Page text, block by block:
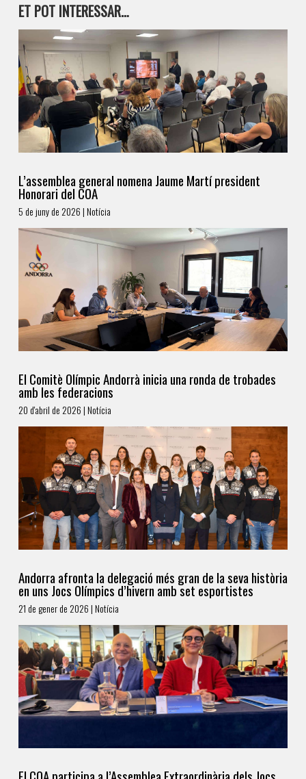
ET POT INTERESSAR…
L’assemblea general nomena Jaume Martí president
Honorari del COA
5 de juny de 2026 | Notícia
El Comitè Olímpic Andorrà inicia una ronda de trobades
amb les federacions
20 d'abril de 2026 | Notícia
Andorra afronta la delegació més gran de la seva història
en uns Jocs Olímpics d’hivern amb set esportistes
21 de gener de 2026 | Notícia